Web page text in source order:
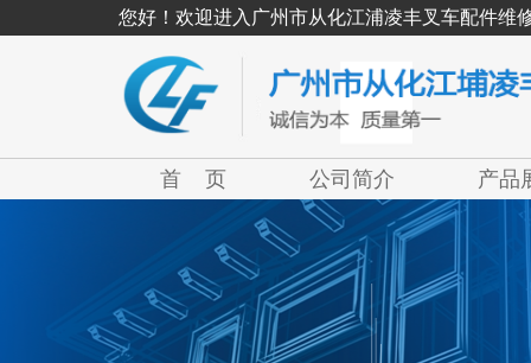
您好！欢迎进入广州市从化江浦凌丰叉车配件维
首 页 公司简介 产品